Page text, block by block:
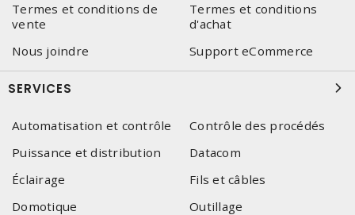
Termes et conditions de
vente
Termes et conditions
d'achat
Nous joindre
Support eCommerce
SERVICES
Automatisation et contrôle
Contrôle des procédés
Puissance et distribution
Datacom
Éclairage
Fils et câbles
Domotique
Outillage